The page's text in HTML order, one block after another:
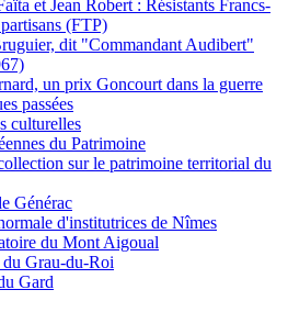
et Jean Robert : Résistants Francs-
(FTP)
dit "Commandant Audibert"
un prix Goncourt dans la guerre
passées
culturelles
du Patrimoine
sur le patrimoine territorial du
Générac
d'institutrices de Nîmes
du Mont Aigoual
Grau-du-Roi
Gard